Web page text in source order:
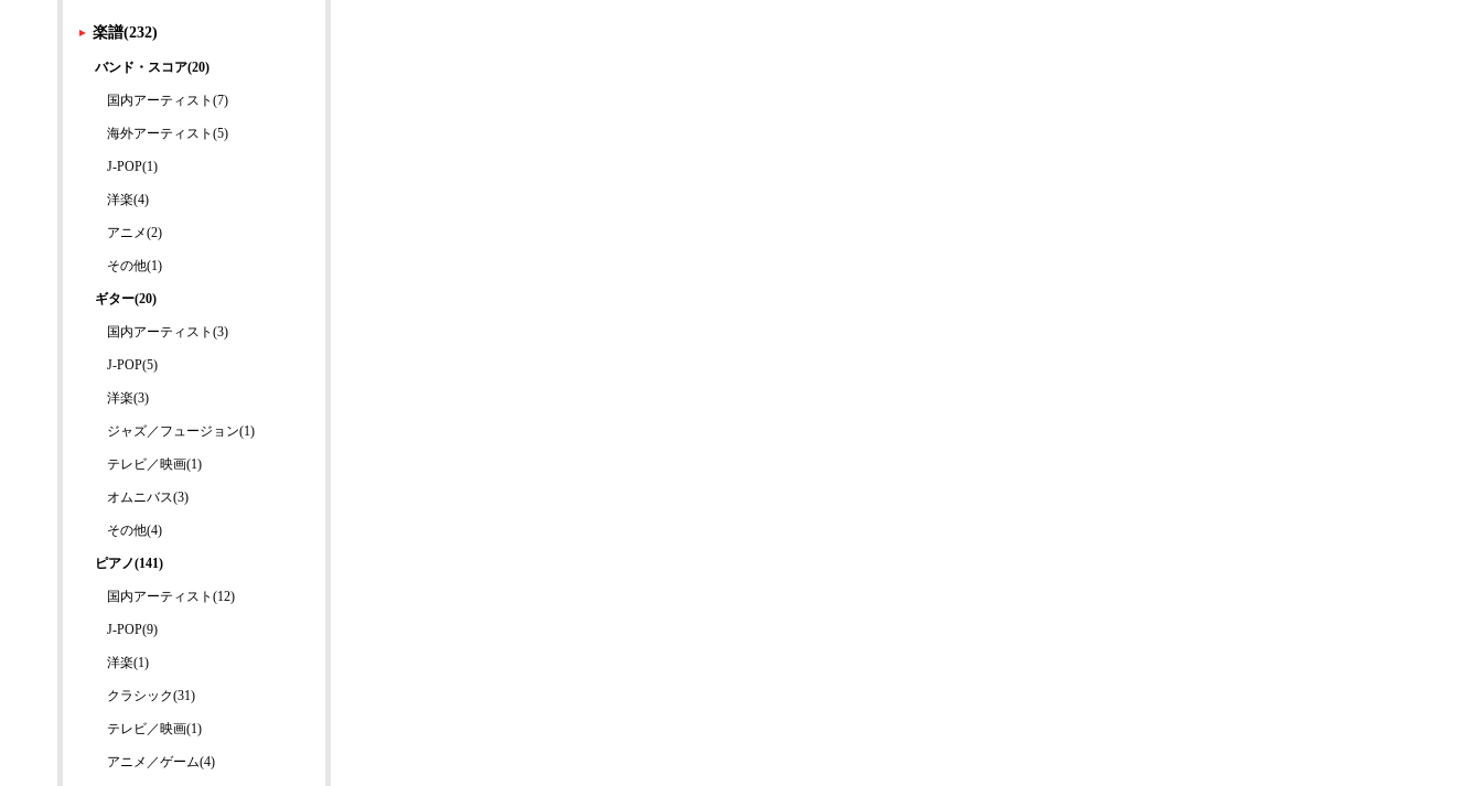
楽譜(232)
バンド・スコア(20)
国内アーティスト(7)
海外アーティスト(5)
J-POP(1)
洋楽(4)
アニメ(2)
その他(1)
ギター(20)
国内アーティスト(3)
J-POP(5)
洋楽(3)
ジャズ／フュージョン(1)
テレビ／映画(1)
オムニバス(3)
その他(4)
ピアノ(141)
国内アーティスト(12)
J-POP(9)
洋楽(1)
クラシック(31)
テレビ／映画(1)
アニメ／ゲーム(4)